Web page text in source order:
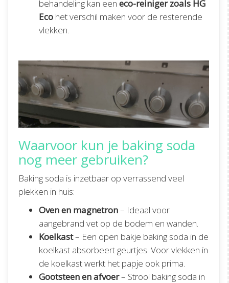
behandeling kan een eco-reiniger zoals HG
Eco het verschil maken voor de resterende
vlekken.
Waarvoor kun je baking soda
nog meer gebruiken?
Baking soda is inzetbaar op verrassend veel
plekken in huis:
Oven en magnetron– Ideaal voor
aangebrand vet op de bodem en wanden.
Koelkast– Een open bakje baking soda in de
koelkast absorbeert geurtjes. Voor vlekken in
de koelkast werkt het papje ook prima.
Gootsteen en afvoer– Strooi baking soda in